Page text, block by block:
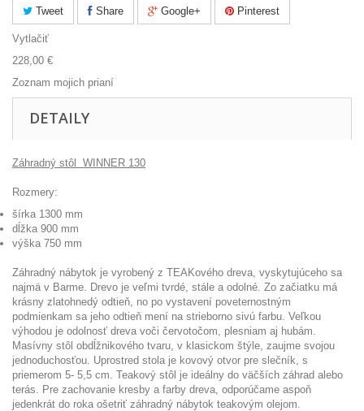
Tweet Share Google+ Pinterest
Vytlačiť
228,00 €
Zoznam mojich prianí
DETAILY
Záhradný stôl WINNER 130
Rozmery:
šírka 1300 mm
dĺžka 900 mm
výška 750 mm
Záhradný nábytok je vyrobený z TEAKového dreva, vyskytujúceho sa
najmä v Barme. Drevo je veľmi tvrdé, stále a odolné. Zo začiatku má
krásny zlatohnedý odtieň, no po vystavení poveternostným
podmienkam sa jeho odtieň mení na strieborno sivú farbu. Veľkou
výhodou je odolnosť dreva voči červotočom, plesniam aj hubám.
Masívny stôl obdĺžnikového tvaru, v klasickom štýle, zaujme svojou
jednoduchosťou. Uprostred stola je kovový otvor pre slečník, s
priemerom 5- 5,5 cm. Teakový stôl je ideálny do väčších záhrad alebo
terás. Pre zachovanie kresby a farby dreva, odporúčame aspoň
jedenkrát do roka ošetriť záhradný nábytok teakovým olejom.